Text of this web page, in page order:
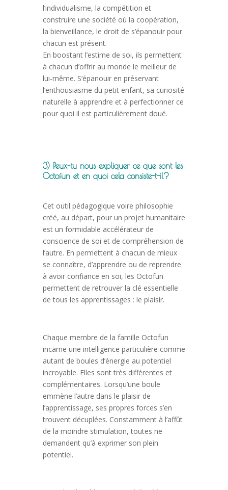
l’individualisme, la compétition et
construire une société où la coopération,
la bienveillance, le droit de s’épanouir pour
chacun est présent.
En boostant l’estime de soi, ils permettent
à chacun d’offrir au monde le meilleur de
lui-même. S’épanouir en préservant
l’enthousiasme du petit enfant, sa curiosité
naturelle à apprendre et à perfectionner ce
pour quoi il est particulièrement doué.
3) Peux-tu nous expliquer ce que sont les
Octofun et en quoi cela consiste-t-il?
Cet outil pédagogique voire philosophie
créé, au départ, pour un projet humanitaire
est un formidable accélérateur de
conscience de soi et de compréhension de
l’autre. En permettent à chacun de mieux
se connaître, d’apprendre ou de reprendre
à avoir confiance en soi, les Octofun
permettent de retrouver la clé essentielle
de tous les apprentissages : le plaisir.
Chaque membre de la famille Octofun
incarne une intelligence particulière comme
autant de boules d’énergie au potentiel
incroyable. Elles sont très différentes et
complémentaires. Lorsqu’une boule
emmène l’autre dans le plaisir de
l’apprentissage, ses propres forces s’en
trouvent décuplées. Constamment à l’affût
de la moindre stimulation, toutes ne
demandent qu’à exprimer son plein
potentiel.